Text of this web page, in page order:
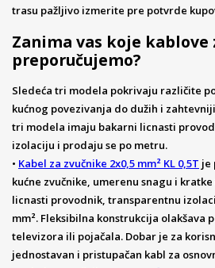
trasu pažljivo izmerite pre potvrde
Zanima vas koje kablove
preporučujemo?
Sledeća tri modela pokrivaju različite
kućnog povezivanja do dužih i
tri modela imaju bakarni licnasti
izolaciju i prodaju se po metru.
• Kabel za zvučnike 2x0,5 mm² KL 0,5T je
kućne zvučnike, umerenu snagu i
licnasti provodnik, transparentnu
mm². Fleksibilna konstrukcija olakšava
televizora ili pojačala. Dobar je za
jednostavan i pristupačan kabl za